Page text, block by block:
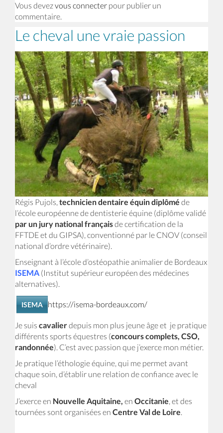
Vous devezvous connecter pour publier un
commentaire.
Le cheval une vraie passion
Régis Pujols, technicien dentaire équin diplômé de
l’école européenne de dentisterie équine (diplôme validé
par un jury national françaisde certification de la
FFTDE et du GIPSA), conventionné par le CNOV (conseil
national d’ordre vétérinaire).
Enseignant à l’école d’ostéopathie animalier de Bordeaux
ISEMA (Institut supérieur européen des médecines
alternatives).
ISEMA https://isema-bordeaux.com/
Je suis cavalierdepuis mon plus jeune âge et je pratique
différents sports équestres (concours complets, CSO,
randonnée). C’est avec passion que j’exerce mon métier.
Je pratique l’éthologie équine, qui me permet avant
chaque soin, d’établir une relation de confiance avec le
cheval
J’exerce en Nouvelle Aquitaine, en Occitanie, et des
tournées sont organisées en Centre Val de Loire.